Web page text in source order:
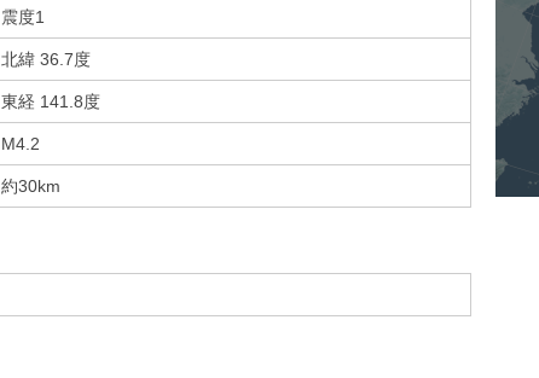
震度1
北緯 36.7度
東経 141.8度
M4.2
約30km